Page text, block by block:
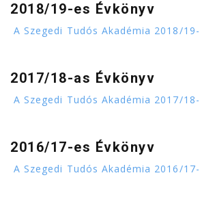
2018/19-es Évkönyv
A Szegedi Tudós Akadémia 2018/
2017/18-as Évkönyv
A Szegedi Tudós Akadémia 2017/
2016/17-es Évkönyv
A Szegedi Tudós Akadémia 2016/